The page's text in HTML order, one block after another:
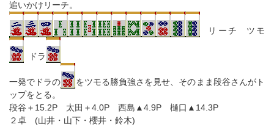
追いかけリーチ。
リーチ ツモ
ドラ
一発でドラの
をツモる勝負強さを見せ、そのまま段谷さんがト
ップをとる。
段谷＋15.2P 太田＋4.0P 西島▲4.9P 樋口▲14.3P
２卓 (山井・山下・櫻井・鈴木)